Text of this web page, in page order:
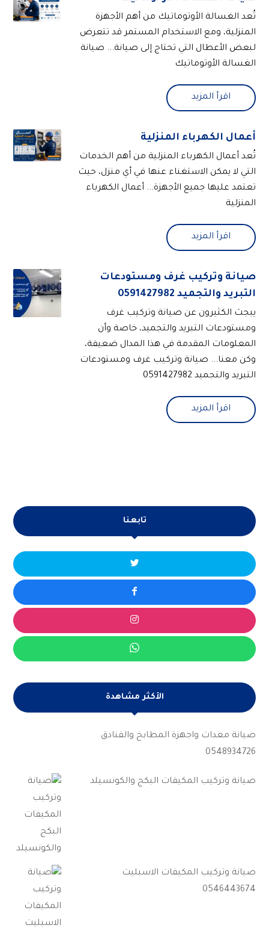
تُعد الغسالة الأوتوماتيك من أهم الأجهزة
المنزلية، ومع الاستخدام المستمر قد تتعرض
لبعض الأعطال التي تحتاج إلى صيانة... صيانة
الغسالة الأوتوماتيك
اقرأ المزيد
أعمال الكهرباء المنزلية
تُعد أعمال الكهرباء المنزلية من أهم الخدمات
التي لا يمكن الاستغناء عنها في أي منزل، حيث
تعتمد عليها جميع الأجهزة... أعمال الكهرباء
المنزلية
اقرأ المزيد
صيانة وتركيب غرف ومستودعات
التبريد والتجميد 0591427982
يبجث الكثيرون عن صيانة وتركيب غرف
ومستودعات التبريد والتجميد، خاصة وأن
المعلومات المقدمة في هذا المدال ضعيفة،
وكن معنا... صيانة وتركيب غرف ومستودعات
التبريد والتجميد 0591427982
اقرأ المزيد
تابعنا
الأكثر مشاهدة
صيانة معدات واجهزة المطابخ والفنادق
0548934726
صيانة وتركيب المكيفات البكج والكونسيلد
صيانة وتركيب المكيفات الاسبليت
0546443674